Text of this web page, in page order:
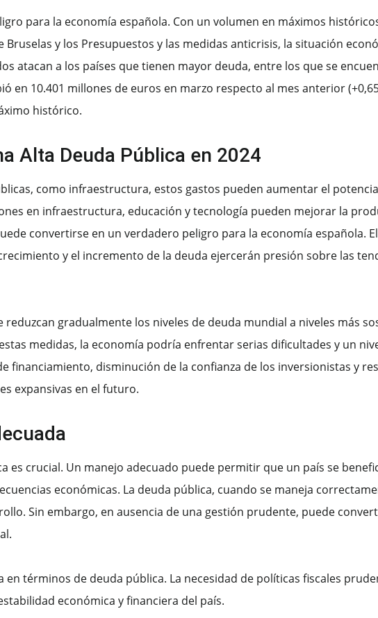
para la economía española. Con un volumen en máximos
Bruselas y los Presupuestos y las medidas anticrisis, la situación
atacan a los países que tienen mayor deuda, entre los que se
en 10.401 millones de euros en marzo respecto al mes anterior
histórico.
Alta Deuda Pública en 2024
como infraestructura, estos gastos pueden aumentar el
en infraestructura, educación y tecnología pueden mejorar la
convertirse en un verdadero peligro para la economía española.
y el incremento de la deuda ejercerán presión sobre las
gradualmente los niveles de deuda mundial a niveles más
medidas, la economía podría enfrentar serias dificultades y un
financiamiento, disminución de la confianza de los inversionistas y
expansivas en el futuro.
crucial. Un manejo adecuado puede permitir que un país se
económicas. La deuda pública, cuando se maneja
Sin embargo, en ausencia de una gestión prudente, puede
términos de deuda pública. La necesidad de políticas fiscales
económica y financiera del país.